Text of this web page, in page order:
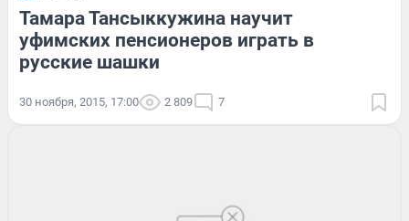
Тамара Тансыккужина научит
уфимских пенсионеров играть в
русские шашки
30 ноября, 2015, 17:00 2 809 7